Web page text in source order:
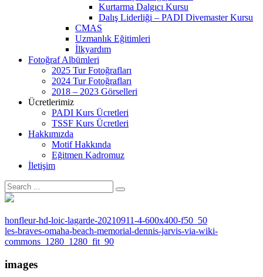
Kurtarma Dalgıcı Kursu
Dalış Liderliği – PADI Divemaster Kursu
CMAS
Uzmanlık Eğitimleri
İlkyardım
Fotoğraf Albümleri
2025 Tur Fotoğrafları
2024 Tur Fotoğrafları
2018 – 2023 Görselleri
Ücretlerimiz
PADI Kurs Ücretleri
TSSF Kurs Ücretleri
Hakkımızda
Motif Hakkında
Eğitmen Kadromuz
İletişim
honfleur-hd-loic-lagarde-20210911-4-600x400-f50_50
les-braves-omaha-beach-memorial-dennis-jarvis-via-wiki-
commons_1280_1280_fit_90
images